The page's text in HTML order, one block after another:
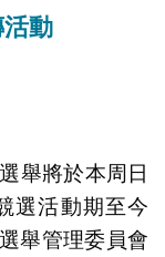
動
舉將於本周日
選活動期至今
舉管理委員會